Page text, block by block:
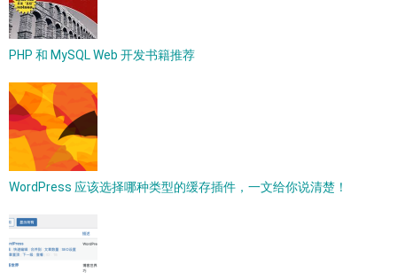
PHP 和 MySQL Web 开发书籍推荐
WordPress 应该选择哪种类型的缓存插件，一文给你说清楚！